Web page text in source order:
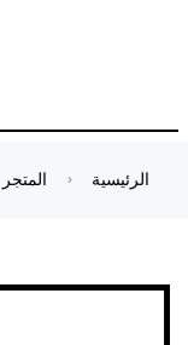
الرئيسية المتجر